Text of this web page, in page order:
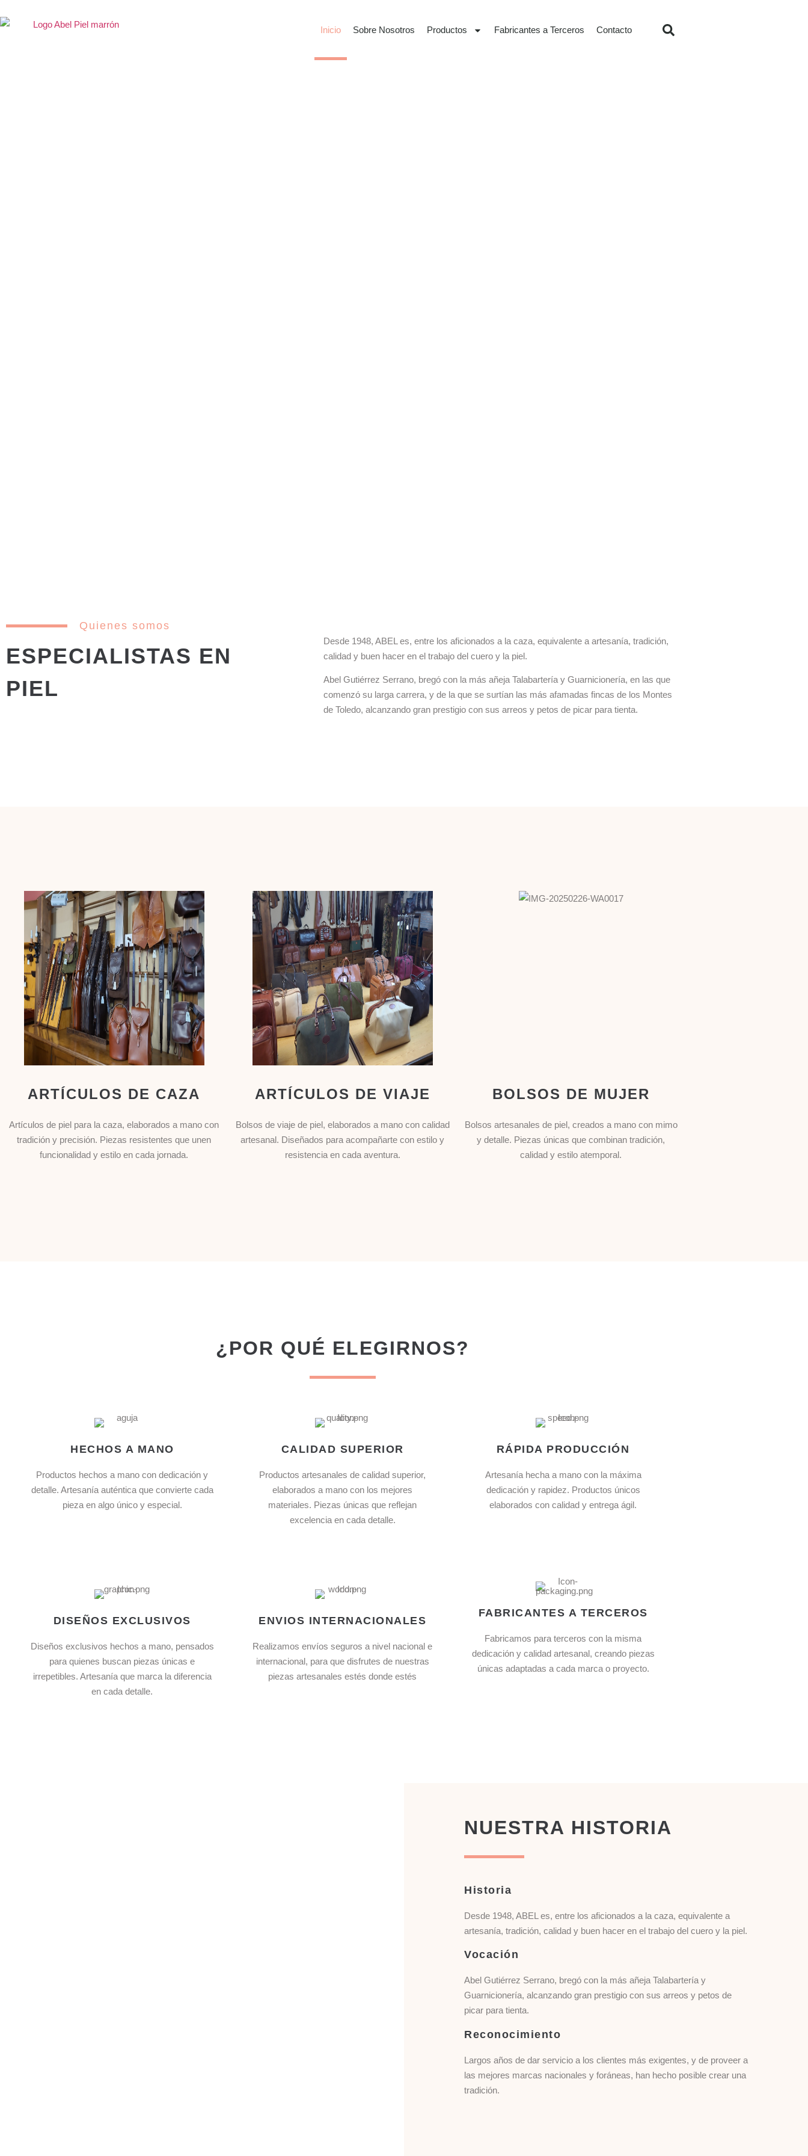
Inicio Sobre Nosotros Productos Fabricantes a Terceros Contacto
Quienes somos
ESPECIALISTAS EN
PIEL
Desde 1948, ABEL es, entre los aficionados a la caza, equivalente a artesanía, tradición,
calidad y buen hacer en el trabajo del cuero y la piel.
Abel Gutiérrez Serrano, bregó con la más añeja Talabartería y Guarnicionería, en las que
comenzó su larga carrera, y de la que se surtían las más afamadas fincas de los Montes
de Toledo, alcanzando gran prestigio con sus arreos y petos de picar para tienta.
ARTÍCULOS DE CAZA
Artículos de piel para la caza, elaborados a mano con
tradición y precisión. Piezas resistentes que unen
funcionalidad y estilo en cada jornada.
ARTÍCULOS DE VIAJE
Bolsos de viaje de piel, elaborados a mano con calidad
artesanal. Diseñados para acompañarte con estilo y
resistencia en cada aventura.
BOLSOS DE MUJER
Bolsos artesanales de piel, creados a mano con mimo
y detalle. Piezas únicas que combinan tradición,
calidad y estilo atemporal.
¿POR QUÉ ELEGIRNOS?
HECHOS A MANO
Productos hechos a mano con dedicación y
detalle. Artesanía auténtica que convierte cada
pieza en algo único y especial.
CALIDAD SUPERIOR
Productos artesanales de calidad superior,
elaborados a mano con los mejores
materiales. Piezas únicas que reflejan
excelencia en cada detalle.
RÁPIDA PRODUCCIÓN
Artesanía hecha a mano con la máxima
dedicación y rapidez. Productos únicos
elaborados con calidad y entrega ágil.
DISEÑOS EXCLUSIVOS
Diseños exclusivos hechos a mano, pensados
para quienes buscan piezas únicas e
irrepetibles. Artesanía que marca la diferencia
en cada detalle.
ENVIOS INTERNACIONALES
Realizamos envíos seguros a nivel nacional e
internacional, para que disfrutes de nuestras
piezas artesanales estés donde estés
FABRICANTES A TERCEROS
Fabricamos para terceros con la misma
dedicación y calidad artesanal, creando piezas
únicas adaptadas a cada marca o proyecto.
NUESTRA HISTORIA
Historia
Desde 1948, ABEL es, entre los aficionados a la caza, equivalente a
artesanía, tradición, calidad y buen hacer en el trabajo del cuero y la piel.
Vocación
Abel Gutiérrez Serrano, bregó con la más añeja Talabartería y
Guarnicionería, alcanzando gran prestigio con sus arreos y petos de
picar para tienta.
Reconocimiento
Largos años de dar servicio a los clientes más exigentes, y de proveer a
las mejores marcas nacionales y foráneas, han hecho posible crear una
tradición.